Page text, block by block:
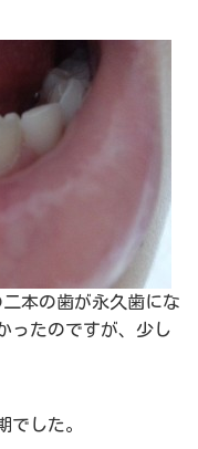
本の歯が永久歯にな
ったのですが、少し
でした。